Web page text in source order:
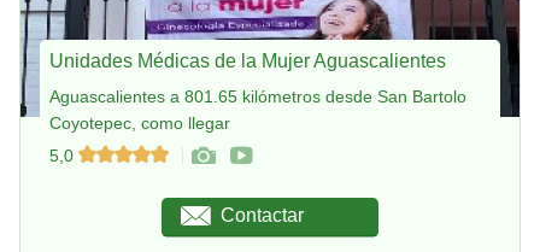
Unidades Médicas de la Mujer Aguascalientes
Aguascalientes a 801.65 kilómetros desde San Bartolo
Coyotepec, como llegar
5,0
Contactar